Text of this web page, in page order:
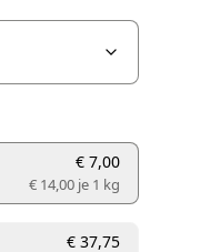
€ 7,00
€ 14,00 je1 kg
€ 37,75